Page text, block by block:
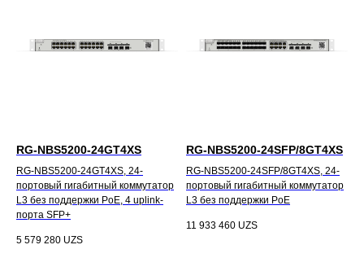
RG-NBS5200-24GT4XS
RG-NBS5200-24GT4XS, 24-
портовый гигабитный коммутатор
L3 без поддержки PoE, 4 uplink-
порта SFP+
5 579 280 UZS
RG-NBS5200-24SFP/8GT4XS
RG-NBS5200-24SFP/8GT4XS, 24-
портовый гигабитный коммутатор
L3 без поддержки PoE
11 933 460 UZS